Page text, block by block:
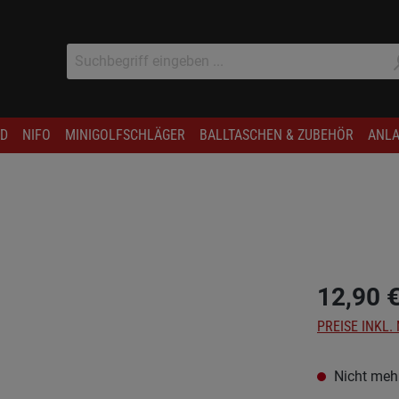
NIFO MINIGOLFSCHLÄGER BALLTASCHEN & ZUBEHÖR
12,90 €
PREISE INKL.
Nicht